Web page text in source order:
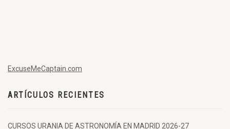
ExcuseMeCaptain.com
ARTÍCULOS RECIENTES
CURSOS URANIA DE ASTRONOMÍA EN MADRID 2026-27